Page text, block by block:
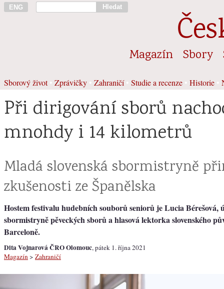
ENG Hledat
Magazín Sbory
Sborový život• Zprávičky Zahraničí• Studie a recenze Historie
Při dirigování sborů
mnohdy i 14 kilometrů
Mladá slovenská sbormistryně
zkušenosti ze Španělska
Hostem festivalu hudebních souborů seniorů je Lucia Bérešová,
sbormistryně pěveckých sborů a hlasová lektorka slovenského
Barceloně.
Dita Vojnarová ČRO Olomouc, pátek 1. října 2021
Magazín > Zahraničí